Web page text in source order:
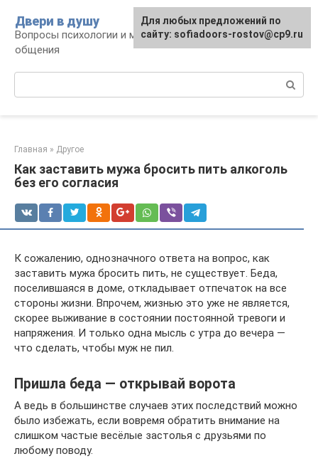
контенту
Двери в душу
Вопросы психологии и межличностного
общения
Главная » Другое
Как заставить мужа бросить пить алкоголь
без его согласия
К сожалению, однозначного ответа на вопрос, как
заставить мужа бросить пить, не существует. Беда,
поселившаяся в доме, откладывает отпечаток на все
стороны жизни. Впрочем, жизнью это уже не является,
скорее выживание в состоянии постоянной тревоги и
напряжения. И только одна мысль с утра до вечера —
что сделать, чтобы муж не пил.
Пришла беда — открывай ворота
А ведь в большинстве случаев этих последствий можно
было избежать, если вовремя обратить внимание на
слишком частые весёлые застолья с друзьями по
любому поводу.
Для любых предложений по
сайту: sofiadoors-rostov@cp9.ru